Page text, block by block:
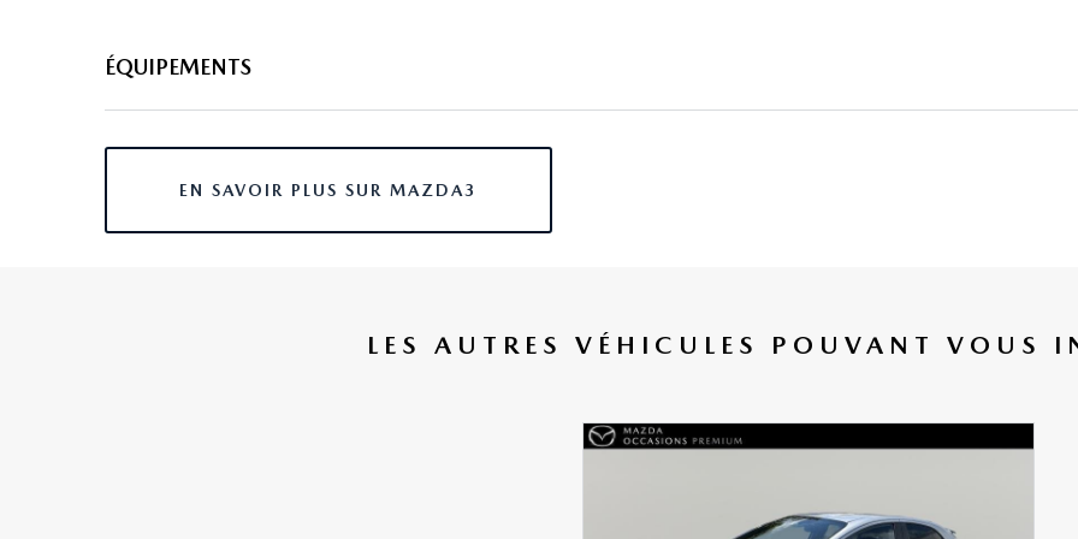
ÉQUIPEMENTS
8 haut parleurs
accoudoir central av avec rangement
EN SAVOIR PLUS SUR MAZDA3
LES AUTRES VÉHICULES POUVANT VOUS